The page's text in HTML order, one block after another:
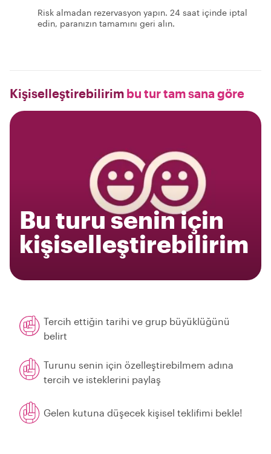
Risk almadan rezervasyon yapın. 24 saat içinde iptal
edin, paranızın tamamını geri alın.
Kişiselleştirebilirim bu tur tam sana göre
Bu turu senin için
kişiselleştirebilirim
Tercih ettiğin tarihi ve grup büyüklüğünü
belirt
Turunu senin için özelleştirebilmem adına
tercih ve isteklerini paylaş
Gelen kutuna düşecek kişisel teklifimi bekle!